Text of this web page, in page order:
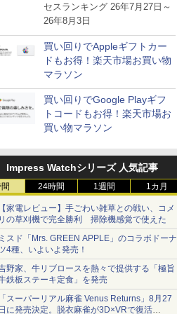
が注目を集める
セスランキング 26年7月27日～
26年8月3日
買い回りでAppleギフトカー
ドもお得！楽天市場お買い物
マラソン
買い回りでGoogle Playギフ
トコードもお得！楽天市場お
買い物マラソン
Impress Watchシリーズ 人気記事
24時間 1週間 1カ月
家電レビュー】手ごわい雑草との戦い、コメ
の草刈機で完全勝利 掃除機感覚で使えた
スド「Mrs. GREEN APPLE」のコラボドーナ
4種、いよいよ発売！
野家、牛リブロースを熱々で提供する「極旨
鉄板ステーキ定食」を発売
スーパーリアル麻雀 Venus Returns」8月27
に発売決定。脱衣麻雀が3D×VRで復活